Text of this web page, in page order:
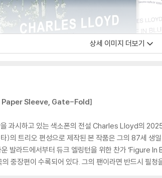
상세 이미지 더보기
Sleeve, Gate-Fold]
과시하고 있는 색소폰의 전설 Charles Lloyd의
트리오 편성으로 제작된 본 작품은 그의 87세 생일
발라드에서부터 듀크 엘링턴을 위한 찬가
장편이 수록되어 있다. 그의 팬이라면 반드시 필청